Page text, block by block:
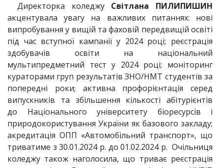
Директорка коледжуСвітлана ПИЛИПИШИН
акцентувала увагу на важливих питаннях: нові
випробування у вищій та фаховій передвищій освіті
під час вступної кампанії у 2024 році; реєстрація
здобувачів освіти на національний
мультипредметний тест у 2024 році; моніторинг
кураторами груп результатів ЗНО/НМТ студентів за
попередні роки; активна профорієнтація серед
випускників та збільшення кількості абітурієнтів
до Національного університету біоресурсів і
природокористування України як базового закладу;
акредитація ОПП «Автомобільний транспорт», що
триватиме з 30.01.2024 р. до 01.02.2024 р. Очільниця
коледжу також наголосила, що триває реєстрація